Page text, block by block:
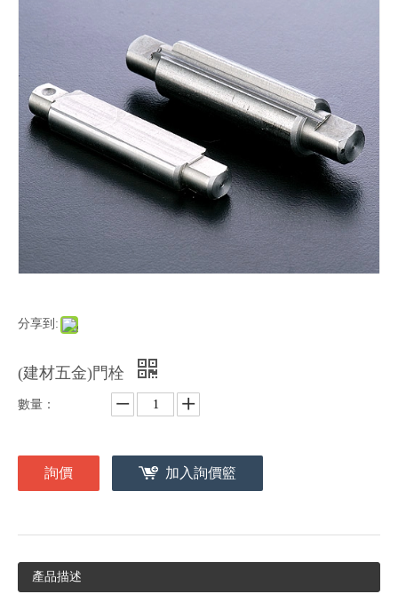
分享到:
(建材五金)門栓
數量：
詢價 加入詢價籃
產品描述